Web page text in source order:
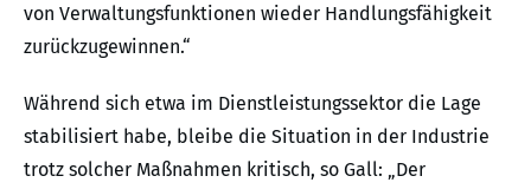
von Verwaltungsfunktionen wieder Handlungsfähigkeit
zurückzugewinnen.“
Während sich etwa im Dienstleistungssektor die Lage
stabilisiert habe, bleibe die Situation in der Industrie
trotz solcher Maßnahmen kritisch, so Gall: „Der